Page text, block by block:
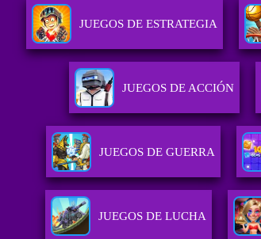
JUEGOS DE ESTRATEGIA
JUEGOS DE ACCIÓN
JUEGOS DE GUERRA
JUEGOS DE LUCHA